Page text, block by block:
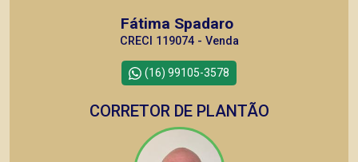
Fátima Spadaro
CRECI 119074 - Venda
(16) 99105-3578
CORRETOR DE PLANTÃO